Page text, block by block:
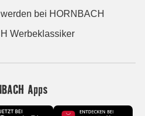
bei HORNBACH
Werbeklassiker
Apps